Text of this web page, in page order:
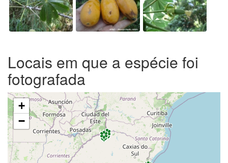
Locais em que a espécie foi
fotografada
+
−